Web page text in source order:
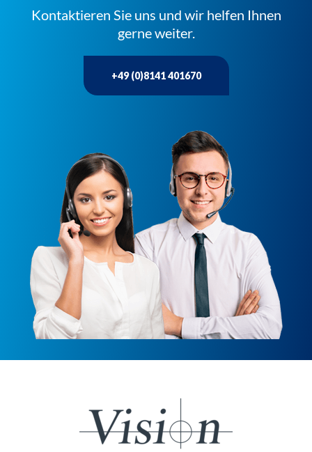
Kontaktieren Sie uns und wir helfen Ihnen
gerne weiter.
+49 (0)8141 401670